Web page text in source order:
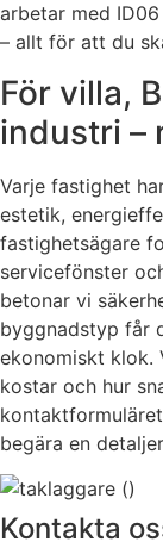
arbetar med
– allt för att du
För villa,
industri –
Varje fastighet
estetik,
fastighetsägare
servicefönster
betonar vi
byggnadstyp får
ekonomiskt klok.
kostar och hur
begära en
Kontakta